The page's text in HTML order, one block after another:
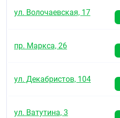
ул. Волочаевская, 17
пр. Маркса, 26
ул. Декабристов, 104
ул. Ватутина, 3